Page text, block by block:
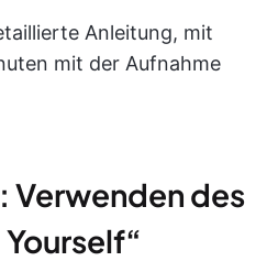
Anleitung, mit
mit der Aufnahme
Verwenden des